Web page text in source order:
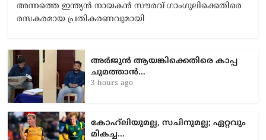
അന്നത്തെ ഇന്ത്യൻ നായകൻ സൗരവ് ഗാംഗുലിക്കെതിരെ
രസകരമായ പ്രതികരണവുമായി
അർജുൻ ആയങ്കിക്കെതിരെ കാപ്പ
ചുമത്താൻ…
3 hours ago
കോഹ്‌ലിയുമല്ല, സചിനുമല്ല; ഏറ്റവും
മികച്ച…